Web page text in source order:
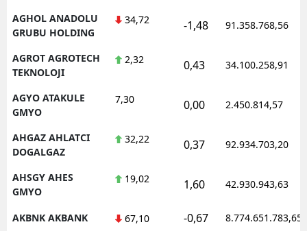
AGHOL ANADOLU
GRUBU HOLDING
34,72 -1,48 91.358.768,56
AGROT AGROTECH
TEKNOLOJI
2,32 0,43 34.100.258,91
AGYO ATAKULE
GMYO
7,30 0,00 2.450.814,57
AHGAZ AHLATCI
DOGALGAZ
32,22 0,37 92.934.703,20
AHSGY AHES
GMYO
19,02 1,60 42.930.943,63
AKBNK AKBANK 67,10 -0,67 8.774.651.783,65